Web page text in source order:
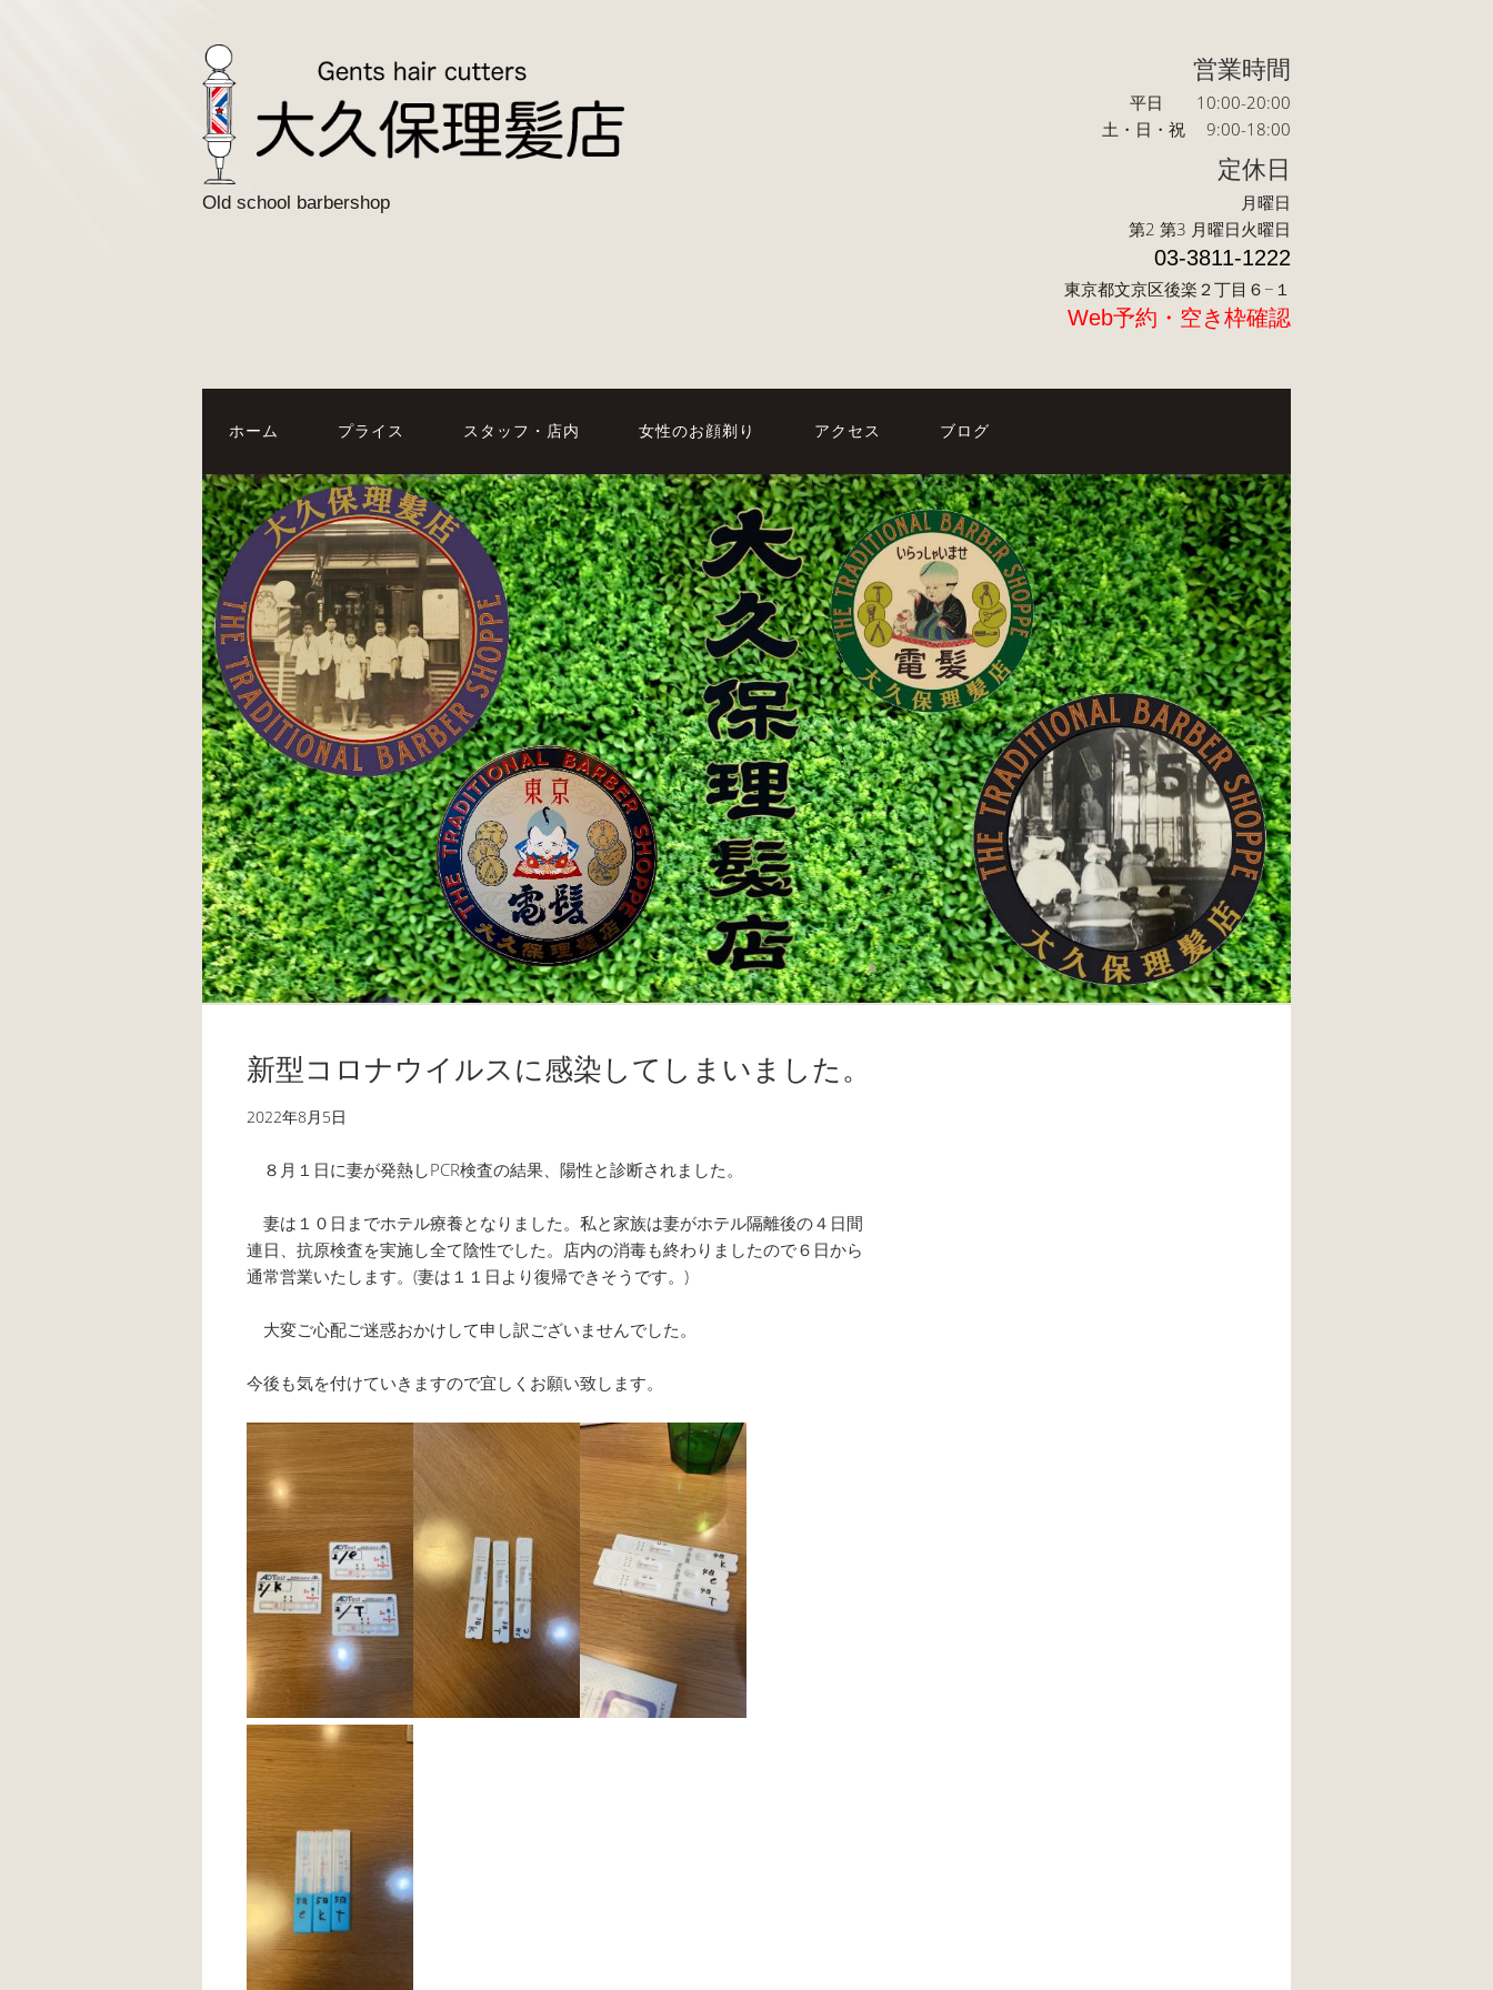
Old school barbershop
営業時間
平日 10:00-20:00
土・日・祝 9:00-18:00
定休日
月曜日
第2 第3 月曜日火曜日
03-3811-1222
東京都文京区後楽２丁目６−１
Web予約・空き枠確認
ホーム プライス スタッフ・店内 女性のお顔剃り アクセス ブログ
新型コロナウイルスに感染してしまいました。
2022年8月5日
８月１日に妻が発熱しPCR検査の結果、陽性と診断されました。
妻は１０日までホテル療養となりました。私と家族は妻がホテル隔離後の４日間
連日、抗原検査を実施し全て陰性でした。店内の消毒も終わりましたので６日から
通常営業いたします。(妻は１１日より復帰できそうです。)
大変ご心配ご迷惑おかけして申し訳ございませんでした。
今後も気を付けていきますので宜しくお願い致します。